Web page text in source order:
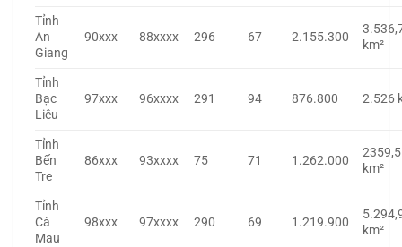
Tỉnh
An
Giang
90xxx 88xxxx 296 67 2.155.300
km²
Tỉnh
Bạc
Liêu
97xxx 96xxxx 291 94 876.800 2.526
Tỉnh
Bến
Tre
86xxx 93xxxx 75 71 1.262.000
2359,5
km²
Tỉnh
Cà
Mau
98xxx 97xxxx 290 69 1.219.900
km²